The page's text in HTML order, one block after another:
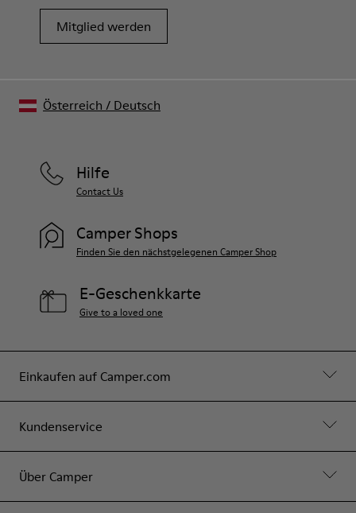
Mitglied werden
Einkaufen auf Camper.com
Kundenservice
Über Camper
Hilfe
Contact Us
Camper Shops
Finden Sie den nächstgelegenen Camper Shop
E-Geschenkkarte
Give to a loved one
Österreich / Deutsch